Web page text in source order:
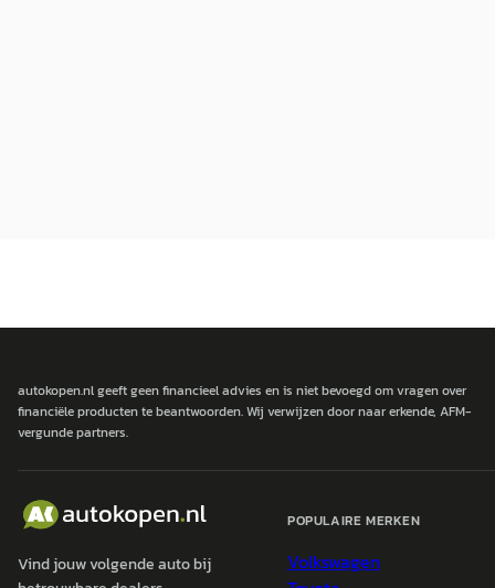
autokopen.nl geeft geen financieel advies en is niet bevoegd om vragen over
financiële producten te beantwoorden. Wij verwijzen door naar erkende, AFM-
vergunde partners.
Vind jouw volgende auto bij
POPULAIRE MERKEN
Volkswagen